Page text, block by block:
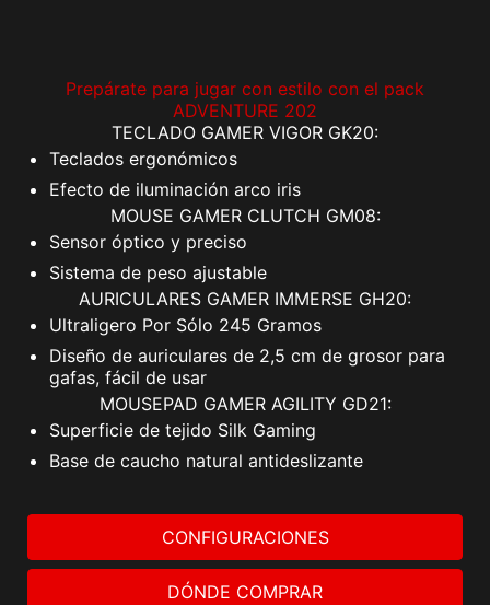
Prepárate para jugar con estilo con el pack
ADVENTURE 202
TECLADO GAMER VIGOR GK20:
Teclados ergonómicos
Efecto de iluminación arco iris
MOUSE GAMER CLUTCH GM08:
Sensor óptico y preciso
Sistema de peso ajustable
AURICULARES GAMER IMMERSE GH20:
Ultraligero Por Sólo 245 Gramos
Diseño de auriculares de 2,5 cm de grosor para
gafas, fácil de usar
MOUSEPAD GAMER AGILITY GD21:
Superficie de tejido Silk Gaming
Base de caucho natural antideslizante
CONFIGURACIONES
DÓNDE COMPRAR